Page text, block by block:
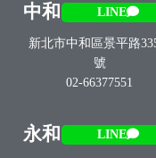
中和 LINE
新北市中和區景平路
號
02-66377551
永和 LINE